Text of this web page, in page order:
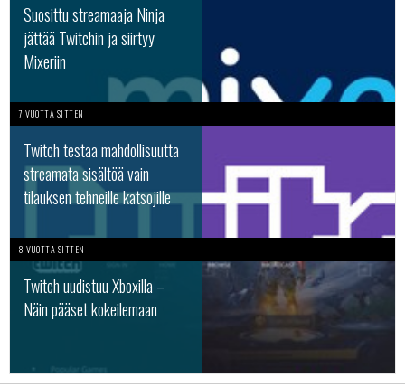
Suosittu streamaaja Ninja
jättää Twitchin ja siirtyy
Mixeriin
7 VUOTTA SITTEN
Twitch testaa mahdollisuutta
streamata sisältöä vain
tilauksen tehneille katsojille
8 VUOTTA SITTEN
Twitch uudistuu Xboxilla –
Näin pääset kokeilemaan